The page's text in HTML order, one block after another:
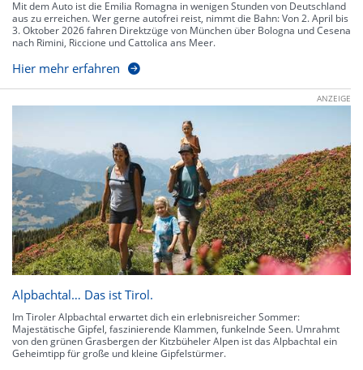
Mit dem Auto ist die Emilia Romagna in wenigen Stunden von Deutschland
aus zu erreichen. Wer gerne autofrei reist, nimmt die Bahn: Von 2. April bis
3. Oktober 2026 fahren Direktzüge von München über Bologna und Cesena
nach Rimini, Riccione und Cattolica ans Meer.
Hier mehr erfahren
ANZEIGE
Alpbachtal… Das ist Tirol.
Im Tiroler Alpbachtal erwartet dich ein erlebnisreicher Sommer:
Majestätische Gipfel, faszinierende Klammen, funkelnde Seen. Umrahmt
von den grünen Grasbergen der Kitzbüheler Alpen ist das Alpbachtal ein
Geheimtipp für große und kleine Gipfelstürmer.